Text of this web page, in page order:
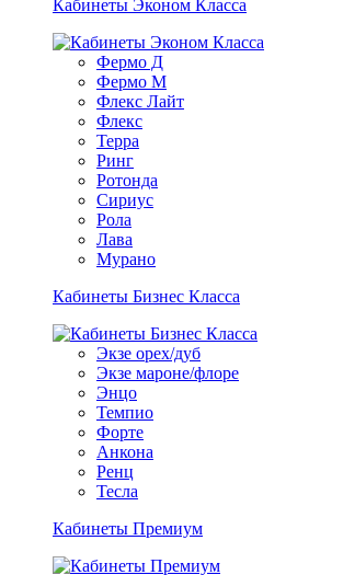
Кабинеты Эконом Класса
Фермо Д
Фермо М
Флекс Лайт
Флекс
Терра
Ринг
Ротонда
Сириус
Рола
Лава
Мурано
Кабинеты Бизнес Класса
Экзе орех/дуб
Экзе мароне/флоре
Энцо
Темпио
Форте
Анкона
Ренц
Тесла
Кабинеты Премиум